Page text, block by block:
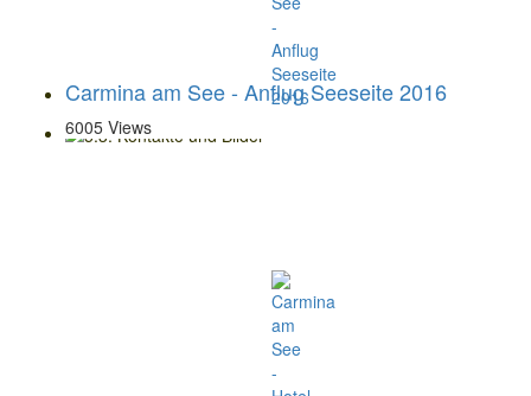
Carmina am See - Anflug Seeseite 2016
6005 Views